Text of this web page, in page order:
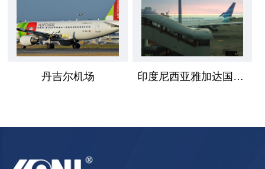
丹吉尔机场 印度尼西亚雅加达国际机场